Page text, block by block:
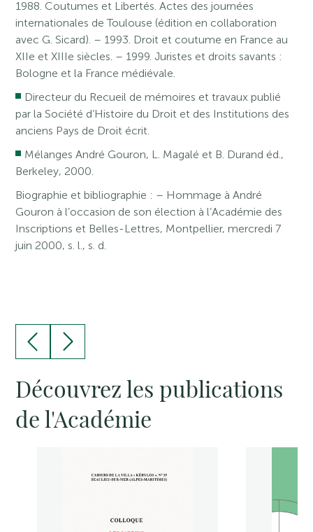
1988. Coutumes et Libertés. Actes des journées
internationales de Toulouse (édition en collaboration
avec G. Sicard). – 1993. Droit et coutume en France au
XIIe et XIIIe siècles. – 1999. Juristes et droits savants :
Bologne et la France médiévale.
Directeur du Recueil de mémoires et travaux publié
par la Société d’Histoire du Droit et des Institutions des
anciens Pays de Droit écrit.
Mélanges André Gouron, L. Magalé et B. Durand éd.,
Berkeley, 2000.
Biographie et bibliographie : – Hommage à André
Gouron à l’occasion de son élection à l’Académie des
Inscriptions et Belles-Lettres, Montpellier, mercredi 7
juin 2000, s. l., s. d.
Découvrez les publications
de l'Académie